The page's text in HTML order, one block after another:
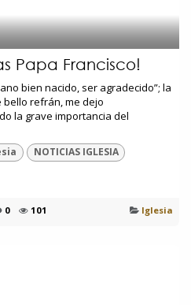
Papa Francisco!
bien nacido, ser agradecido”; la
refrán, me dejo
la grave importancia del
NOTICIAS IGLESIA
0 101 Iglesia